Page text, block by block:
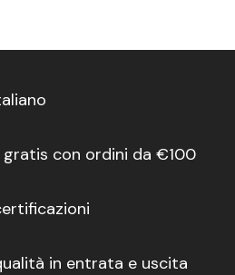
gratis con ordini da €100
in entrata e uscita